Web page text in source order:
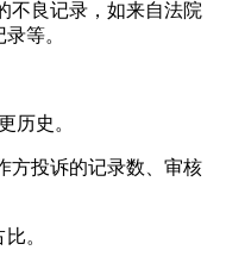
不良记录，如来自法院
等。
历史。
方投诉的记录数、审核
。